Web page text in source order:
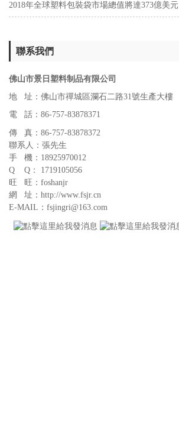
2018年全球塑料包裝袋市場總值將達373億美元
聯系我們
佛山市景日塑料制品有限公司
地 址：佛山市禪城區瀾石二路31號生產大樓
電 話：86-757-83878371
傳 真：86-757-83878372
聯系人：張先生
手 機：18925970012
Q Q： 1719105056
旺 旺：foshanjr
網 址：http://www.fsjr.cn
E-MAIL：fsjingri@163.com